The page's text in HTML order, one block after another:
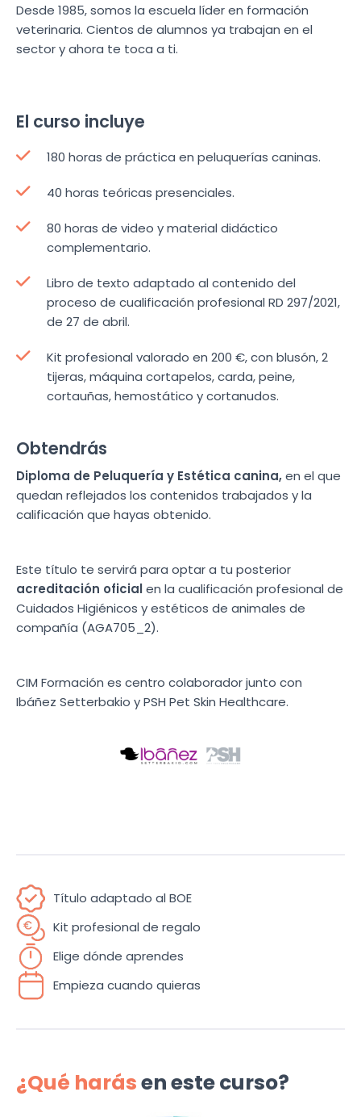
Desde 1985, somos la escuela líder en formación
veterinaria. Cientos de alumnos ya trabajan en el
sector y ahora te toca a ti.
El curso incluye
180 horas de práctica en peluquerías caninas.
40 horas teóricas presenciales.
80 horas de video y material didáctico
complementario.
Libro de texto adaptado al contenido del
proceso de cualificación profesional RD 297/2021,
de 27 de abril.
Kit profesional valorado en 200 €, con blusón, 2
tijeras, máquina cortapelos, carda, peine,
cortauñas, hemostático y cortanudos.
Obtendrás
Diploma de Peluquería y Estética canina,en el que
quedan reflejados los contenidos trabajados y la
calificación que hayas obtenido.
Este título te servirá para optar a tu posterior
acreditación oficialen la cualificación profesional de
Cuidados Higiénicos y estéticos de animales de
compañía (AGA705_2).
CIM Formación es centro colaborador junto con
Ibáñez Setterbakio y PSH Pet Skin Healthcare.
Título adaptado al BOE
Kit profesional de regalo
Elige dónde aprendes
Empieza cuando quieras
¿Qué harásen este curso?